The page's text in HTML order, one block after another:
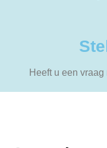
Heeft u een